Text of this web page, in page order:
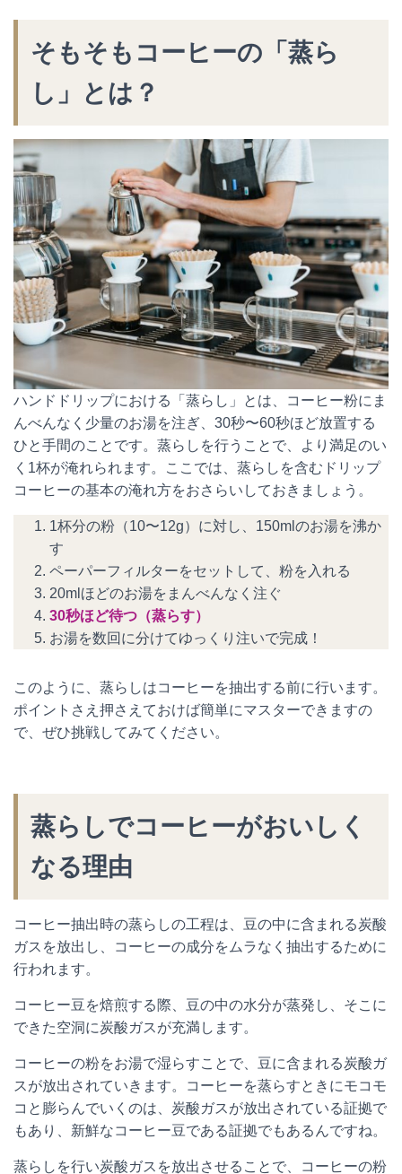
そもそもコーヒーの「蒸ら
し」とは？
ハンドドリップにおける「蒸らし」とは、コーヒー粉にま
んべんなく少量のお湯を注ぎ、30秒〜60秒ほど放置する
ひと手間のことです。蒸らしを行うことで、より満足のい
く1杯が淹れられます。ここでは、蒸らしを含むドリップ
コーヒーの基本の淹れ方をおさらいしておきましょう。
1杯分の粉（10〜12g）に対し、150mlのお湯を沸か
す
ペーパーフィルターをセットして、粉を入れる
20mlほどのお湯をまんべんなく注ぐ
30秒ほど待つ（蒸らす）
お湯を数回に分けてゆっくり注いで完成！
このように、蒸らしはコーヒーを抽出する前に行います。
ポイントさえ押さえておけば簡単にマスターできますの
で、ぜひ挑戦してみてください。
蒸らしでコーヒーがおいしく
なる理由
コーヒー抽出時の蒸らしの工程は、豆の中に含まれる炭酸
ガスを放出し、コーヒーの成分をムラなく抽出するために
行われます。
コーヒー豆を焙煎する際、豆の中の水分が蒸発し、そこに
できた空洞に炭酸ガスが充満します。
コーヒーの粉をお湯で湿らすことで、豆に含まれる炭酸ガ
スが放出されていきます。コーヒーを蒸らすときにモコモ
コと膨らんでいくのは、炭酸ガスが放出されている証拠で
もあり、新鮮なコーヒー豆である証拠でもあるんですね。
蒸らしを行い炭酸ガスを放出させることで、コーヒーの粉